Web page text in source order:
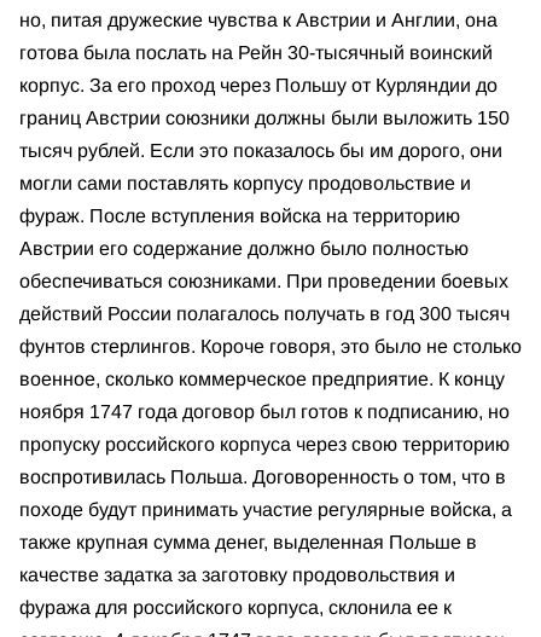
но, питая дружеские чувства к Австрии и Англии, она
готова была послать на Рейн 30-тысячный воинский
корпус. За его проход через Польшу от Курляндии до
границ Австрии союзники должны были выложить 150
тысяч рублей. Если это показалось бы им дорого, они
могли сами поставлять корпусу продовольствие и
фураж. После вступления войска на территорию
Австрии его содержание должно было полностью
обеспечиваться союзниками. При проведении боевых
действий России полагалось получать в год 300 тысяч
фунтов стерлингов. Короче говоря, это было не столько
военное, сколько коммерческое предприятие. К концу
ноября 1747 года договор был готов к подписанию, но
пропуску российского корпуса через свою территорию
воспротивилась Польша. Договоренность о том, что в
походе будут принимать участие регулярные войска, а
также крупная сумма денег, выделенная Польше в
качестве задатка за заготовку продовольствия и
фуража для российского корпуса, склонила ее к